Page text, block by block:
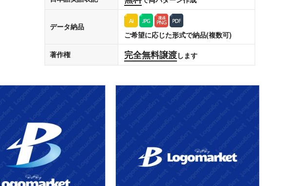
データ納品
ご希望に応じた形式で納品(複数可)
著作権
完全無料譲渡します